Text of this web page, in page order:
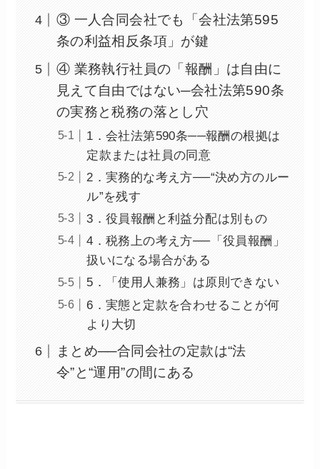
③ 一人合同会社でも「会社法第595
条の利益相反条項」が鍵
④ 業務執行社員の「報酬」は自由に
見えて自由ではない─会社法第590条
の実務と税務の落とし穴
1．会社法第590条──報酬の根拠は
定款または社員の同意
2．実務的な考え方──“決め方のルー
ル”を残す
3．役員報酬と利益分配は別もの
4．税務上の考え方──「役員報酬」
扱いになる場合がある
5．「使用人兼務」は原則できない
6．実態と定款を合わせることが何
より大切
まとめ──合同会社の定款は“法
令”と“運用”の間にある